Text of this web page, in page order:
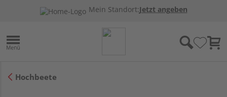
Mein Standort:Jetzt angeben
Hochbeete